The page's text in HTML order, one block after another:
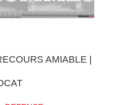
AMIABLE |